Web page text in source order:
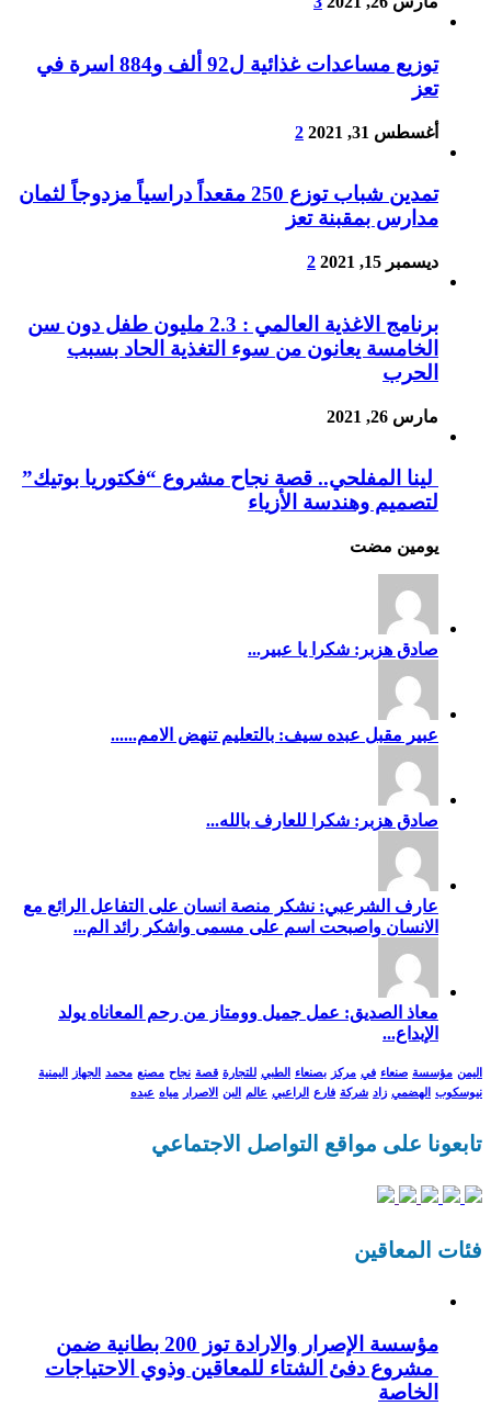
توزيع مساعدات غذائية ل92 ألف و884 اسرة في
تعز
أغسطس 31, 2021 2
تمدين شباب توزع 250 مقعداً دراسياً مزدوجاً لثمان
مدارس بمقبنة تعز
ديسمبر 15, 2021 2
برنامج الاغذية العالمي : 2.3 مليون طفل دون سن
الخامسة يعانون من سوء التغذية الحاد بسبب
الحرب
مارس 26, 2021
لينا المفلحي.. قصة نجاح مشروع “فكتوريا بوتيك”
لتصميم وهندسة الأزياء
‏يومين مضت
صادق هزبر: شكرا يا عبير...
عبير مقبل عبده سيف: بالتعليم تنهض الامم......
صادق هزبر: شكرا للعارف بالله...
عارف الشرعبي: نشكر منصة انسان على التفاعل الرائع مع
الانسان واصبحت اسم على مسمى واشكر رائد الم...
معاذ الصديق: عمل جميل وومتاز من رحم المعاناه يولد
الإبداع...
اليمن مؤسسة صنعاء في مركز بصنعاء الطبي للتجارة قصة نجاح مصنع محمد الجهاز
اليمنية
نيوسكوب
الهضمي زاد شركة فارع الراعبي عالم البن الاصرار مياه عبده
تابعونا على مواقع التواصل الاجتماعي
فئات المعاقين
مؤسسة الإصرار والارادة توز 200 بطانية ضمن
مشروع دفئ الشتاء للمعاقين وذوي الاحتياجات
الخاصة